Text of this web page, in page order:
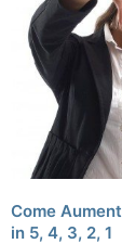
Come
in 5, 4, 3, 2, 1